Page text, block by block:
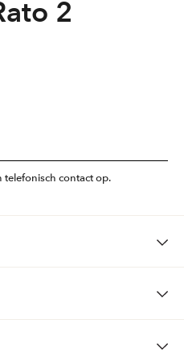
2
contact op.